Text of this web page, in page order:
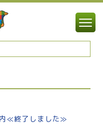
≪終了しました≫